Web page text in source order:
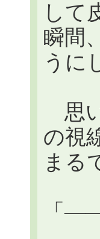
して
瞬間
うに
思
の視
まる
「